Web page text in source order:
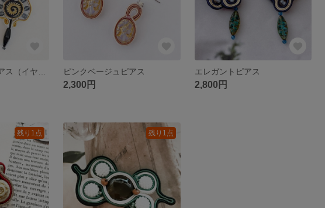
ピンクベージュピアス
2,300円
エレガントピアス
2,800円
残り1点 残り1点